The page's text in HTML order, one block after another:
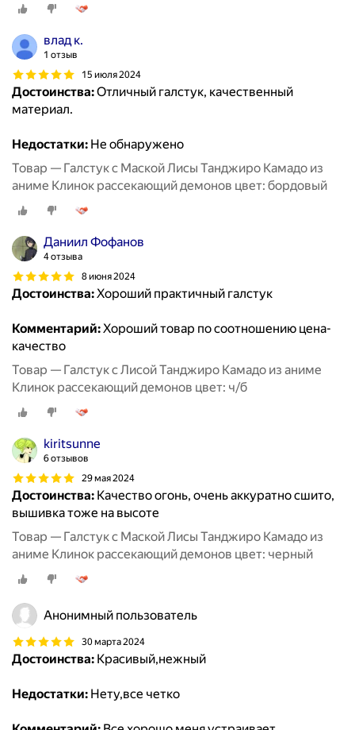
влад к.
1 отзыв
15 июля 2024
Достоинства:Отличный галстук, качественный
материал.
Недостатки: Не обнаружено
Товар — Галстук с Маской Лисы Танджиро Камадо из
аниме Клинок рассекающий демонов цвет: бордовый
Даниил Фофанов
4 отзыва
8 июня 2024
Достоинства:Хороший практичный галстук
Комментарий:Хороший товар по соотношению цена-
качество
Товар — Галстук с Лисой Танджиро Камадо из аниме
Клинок рассекающий демонов цвет: ч/б
kiritsunne
6 отзывов
29 мая 2024
Достоинства: Качество огонь, очень аккуратно сшито,
вышивка тоже на высоте
Товар — Галстук с Маской Лисы Танджиро Камадо из
аниме Клинок рассекающий демонов цвет: черный
Анонимный пользователь
30 марта 2024
Достоинства: Красивый,нежный
Недостатки: Нету,все четко